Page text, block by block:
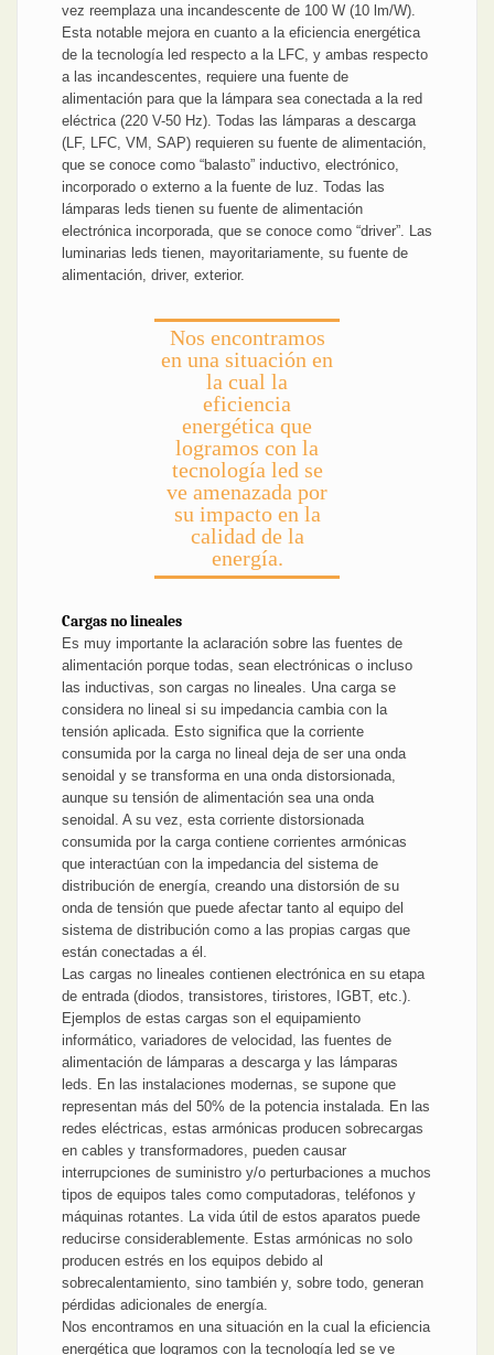
vez reemplaza una incandescente de 100 W (10 lm/W).
Esta notable mejora en cuanto a la eficiencia energética
de la tecnología led respecto a la LFC, y ambas respecto
a las incandescentes, requiere una fuente de
alimentación para que la lámpara sea conectada a la red
eléctrica (220 V-50 Hz). Todas las lámparas a descarga
(LF, LFC, VM, SAP) requieren su fuente de alimentación,
que se conoce como “balasto” inductivo, electrónico,
incorporado o externo a la fuente de luz. Todas las
lámparas leds tienen su fuente de alimentación
electrónica incorporada, que se conoce como “driver”. Las
luminarias leds tienen, mayoritariamente, su fuente de
alimentación, driver, exterior.
Nos encontramos
en una situación en
la cual la
eficiencia
energética que
logramos con la
tecnología led se
ve amenazada por
su impacto en la
calidad de la
energía.
Cargas no lineales
Es muy importante la aclaración sobre las fuentes de
alimentación porque todas, sean electrónicas o incluso
las inductivas, son cargas no lineales. Una carga se
considera no lineal si su impedancia cambia con la
tensión aplicada. Esto significa que la corriente
consumida por la carga no lineal deja de ser una onda
senoidal y se transforma en una onda distorsionada,
aunque su tensión de alimentación sea una onda
senoidal. A su vez, esta corriente distorsionada
consumida por la carga contiene corrientes armónicas
que interactúan con la impedancia del sistema de
distribución de energía, creando una distorsión de su
onda de tensión que puede afectar tanto al equipo del
sistema de distribución como a las propias cargas que
están conectadas a él.
Las cargas no lineales contienen electrónica en su etapa
de entrada (diodos, transistores, tiristores, IGBT, etc.).
Ejemplos de estas cargas son el equipamiento
informático, variadores de velocidad, las fuentes de
alimentación de lámparas a descarga y las lámparas
leds. En las instalaciones modernas, se supone que
representan más del 50% de la potencia instalada. En las
redes eléctricas, estas armónicas producen sobrecargas
en cables y transformadores, pueden causar
interrupciones de suministro y/o perturbaciones a muchos
tipos de equipos tales como computadoras, teléfonos y
máquinas rotantes. La vida útil de estos aparatos puede
reducirse considerablemente. Estas armónicas no solo
producen estrés en los equipos debido al
sobrecalentamiento, sino también y, sobre todo, generan
pérdidas adicionales de energía.
Nos encontramos en una situación en la cual la eficiencia
energética que logramos con la tecnología led se ve